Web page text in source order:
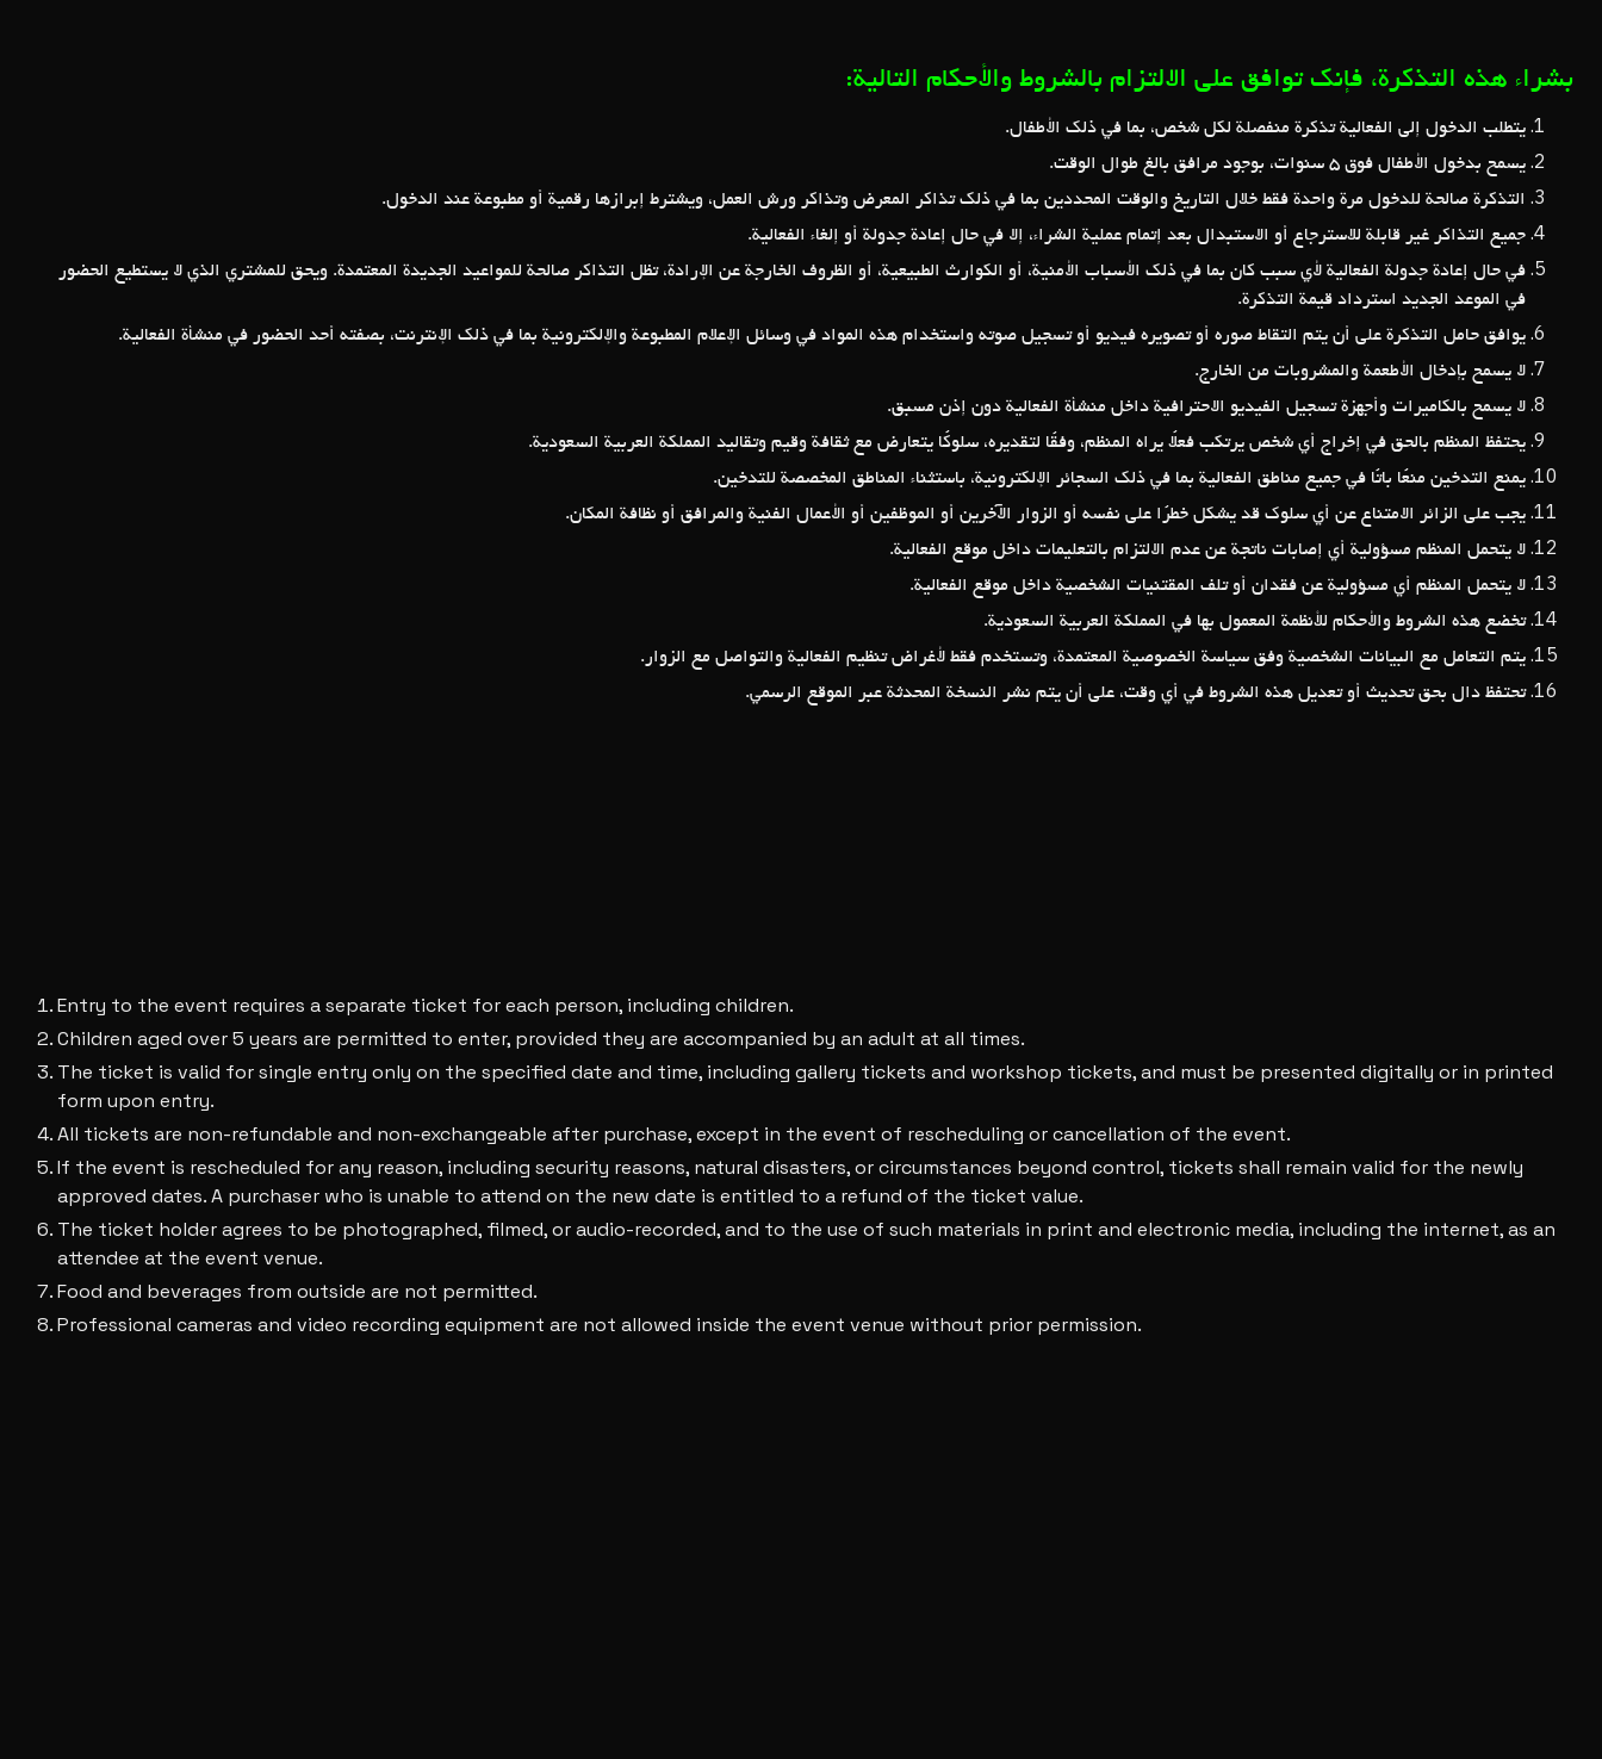
بشراء هذه التذكرة، فإنك توافق على الالتزام بالشروط والأحكام التالية:
يتطلب الدخول إلى الفعالية تذكرة منفصلة لكل شخص، بما في ذلك الأطفال.
يسمح بدخول الأطفال فوق 5 سنوات، بوجود مرافق بالغ طوال الوقت.
التذكرة صالحة للدخول مرة واحدة فقط خلال التاريخ والوقت المحددين بما في ذلك تذاكر المعرض وتذاكر ورش العمل، ويشترط إبرازها رقمية أو مطبوعة عند الدخول.
جميع التذاكر غير قابلة للاسترجاع أو الاستبدال بعد إتمام عملية الشراء، إلا في حال إعادة جدولة أو إلغاء الفعالية.
في حال إعادة جدولة الفعالية لأي سبب كان بما في ذلك الأسباب الأمنية، أو الكوارث الطبيعية، أو الظروف الخارجة عن الإرادة، تظل التذاكر صالحة للمواعيد الجديدة المعتمدة. ويحق للمشتري الذي لا يستطيع الحضور
في الموعد الجديد استرداد قيمة التذكرة.
يوافق حامل التذكرة على أن يتم التقاط صوره أو تصويره فيديو أو تسجيل صوته واستخدام هذه المواد في وسائل الإعلام المطبوعة والإلكترونية بما في ذلك الإنترنت، بصفته أحد الحضور في منشأة الفعالية.
لا يسمح بإدخال الأطعمة والمشروبات من الخارج.
لا يسمح بالكاميرات وأجهزة تسجيل الفيديو الاحترافية داخل منشأة الفعالية دون إذن مسبق.
يحتفظ المنظم بالحق في إخراج أي شخص يرتكب فعلًا يراه المنظم، وفقًا لتقديره، سلوكًا يتعارض مع ثقافة وقيم وتقاليد المملكة العربية السعودية.
يمنع التدخين منعًا باتًا في جميع مناطق الفعالية بما في ذلك السجائر الإلكترونية، باستثناء المناطق المخصصة للتدخين.
يجب على الزائر الامتناع عن أي سلوك قد يشكل خطرًا على نفسه أو الزوار الآخرين أو الموظفين أو الأعمال الفنية والمرافق أو نظافة المكان.
لا يتحمل المنظم مسؤولية أي إصابات ناتجة عن عدم الالتزام بالتعليمات داخل موقع الفعالية.
لا يتحمل المنظم أي مسؤولية عن فقدان أو تلف المقتنيات الشخصية داخل موقع الفعالية.
تخضع هذه الشروط والأحكام للأنظمة المعمول بها في المملكة العربية السعودية.
يتم التعامل مع البيانات الشخصية وفق سياسة الخصوصية المعتمدة، وتستخدم فقط لأغراض تنظيم الفعالية والتواصل مع الزوار.
تحتفظ دال بحق تحديث أو تعديل هذه الشروط في أي وقت، على أن يتم نشر النسخة المحدثة عبر الموقع الرسمي.
Entry to the event requires a separate ticket for each person, including children.
Children aged over 5 years are permitted to enter, provided they are accompanied by an adult at all times.
The ticket is valid for single entry only on the specified date and time, including gallery tickets and workshop tickets, and must be presented digitally or in printed
form upon entry.
All tickets are non-refundable and non-exchangeable after purchase, except in the event of rescheduling or cancellation of the event.
If the event is rescheduled for any reason, including security reasons, natural disasters, or circumstances beyond control, tickets shall remain valid for the newly
approved dates. A purchaser who is unable to attend on the new date is entitled to a refund of the ticket value.
The ticket holder agrees to be photographed, filmed, or audio-recorded, and to the use of such materials in print and electronic media, including the internet, as an
attendee at the event venue.
Food and beverages from outside are not permitted.
Professional cameras and video recording equipment are not allowed inside the event venue without prior permission.